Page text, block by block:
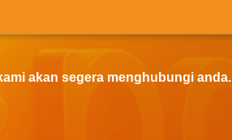
akan segera menghubungi anda.